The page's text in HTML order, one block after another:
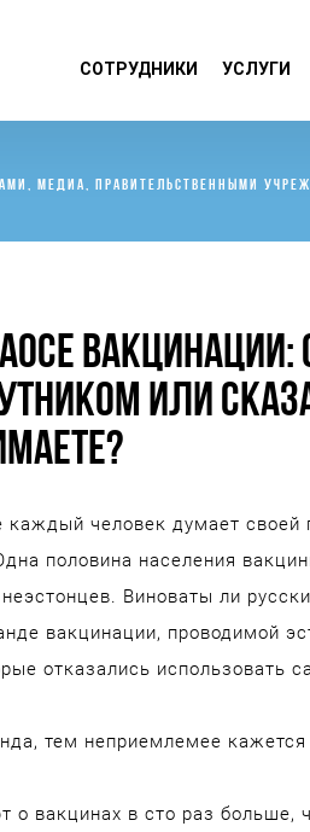
СОТРУДНИКИ УСЛУГИ
МЕДИА, ПРАВИТЕЛЬСТВЕННЫМИ
ВАКЦИНАЦИИ:
ИЛИ
каждый человек думает своей
половина населения
Виноваты ли
вакцинации, проводимой
отказались использовать
тем неприемлемее кажется
о вакцинах в сто раз больше,